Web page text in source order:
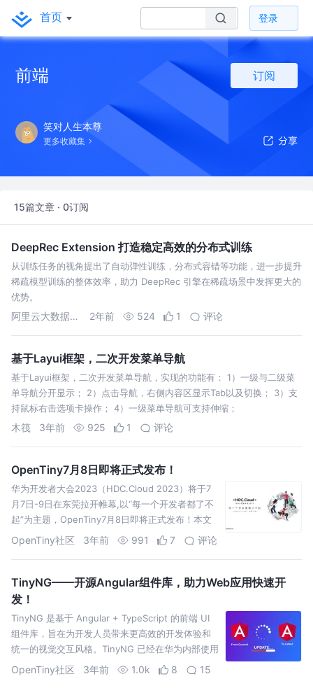
首页 登录
前端 订阅
笑对人生本尊
更多收藏集
15篇文章 · 0订阅
DeepRec Extension 打造稳定高效的分布式训练
从训练任务的视角提出了自动弹性训练，分布式容错等功能，进一步提升
稀疏模型训练的整体效率，助力 DeepRec 引擎在稀疏场景中发挥更大的
优势。
阿里云大数据AI技术 2年前 524 1 评论
基于Layui框架，二次开发菜单导航
基于Layui框架，二次开发菜单导航，实现的功能有： 1）一级与二级菜
单导航分开显示； 2）点击导航，右侧内容区显示Tab以及切换； 3）支
持鼠标右击选项卡操作； 4）一级菜单导航可支持伸缩；
木筏 3年前 925 1 评论
OpenTiny7月8日即将正式发布！
华为开发者大会2023（HDC.Cloud 2023）将于7
月7日-9日在东莞拉开帷幕,以“每一个开发者都了不
起”为主题，OpenTiny7月8日即将正式发布！本文
介绍OpenTiny的4大精彩看点
OpenTiny社区 3年前 991 7 评论
TinyNG——开源Angular组件库，助力Web应用快速开
发！
TinyNG 是基于 Angular + TypeScript 的前端 UI
组件库，旨在为开发人员带来更高效的开发体验和
统一的视觉交互风格。TinyNG 已经在华为内部使用
四年，支撑数百个企业产品。
OpenTiny社区 3年前 1.0k 8 15